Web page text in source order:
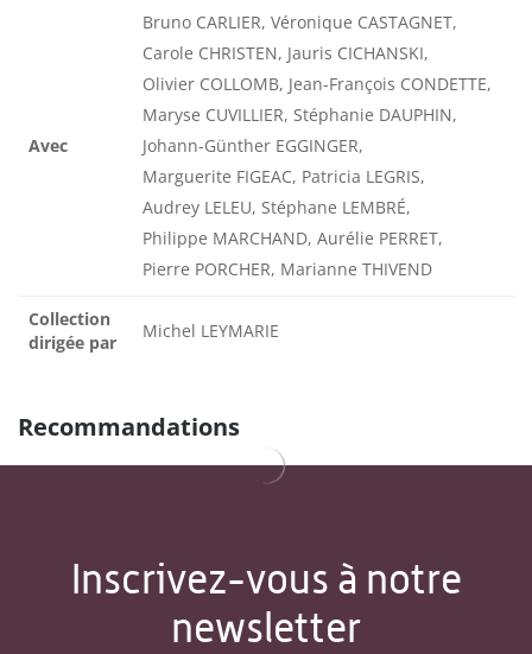
Avec
Bruno CARLIER, Véronique CASTAGNET,
Carole CHRISTEN, Jauris CICHANSKI,
Olivier COLLOMB, Jean-François CONDETTE,
Maryse CUVILLIER, Stéphanie DAUPHIN,
Johann-Günther EGGINGER,
Marguerite FIGEAC, Patricia LEGRIS,
Audrey LELEU, Stéphane LEMBRÉ,
Philippe MARCHAND, Aurélie PERRET,
Pierre PORCHER, Marianne THIVEND
Collection
dirigée par
Michel LEYMARIE
Recommandations
Inscrivez-vous à notre
newsletter